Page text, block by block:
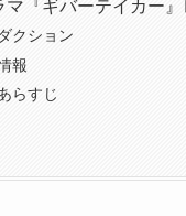
マ『ギバーテイカー
クション
報
らすじ